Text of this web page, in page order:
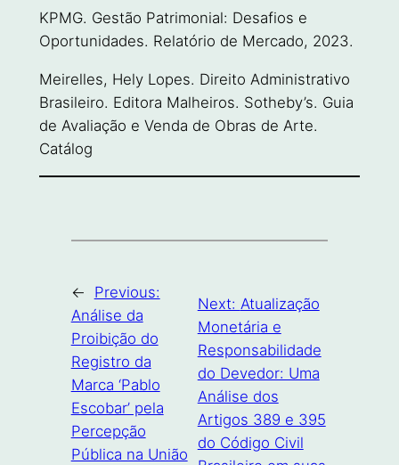
KPMG. Gestão Patrimonial: Desafios e
Oportunidades. Relatório de Mercado, 2023.
Meirelles, Hely Lopes. Direito Administrativo
Brasileiro. Editora Malheiros. Sotheby’s. Guia
de Avaliação e Venda de Obras de Arte.
Catálog
←
Previous:
Análise da
Proibição do
Registro da
Marca ‘Pablo
Escobar’ pela
Percepção
Pública na União
Next: Atualização
Monetária e
Responsabilidade
do Devedor: Uma
Análise dos
Artigos 389 e 395
do Código Civil